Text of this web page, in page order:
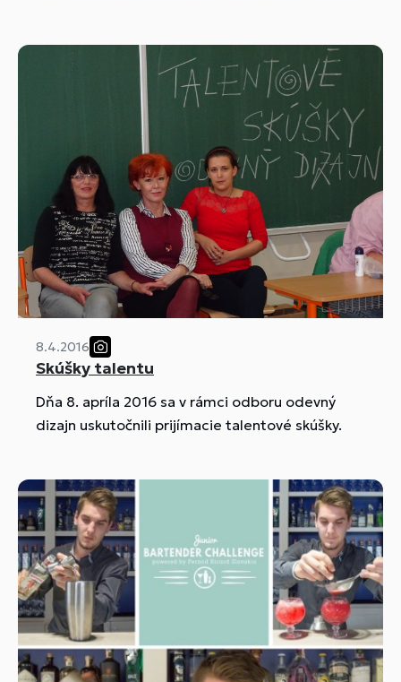
8.4.2016
Skúšky talentu
Dňa 8. apríla 2016 sa v rámci odboru odevný
dizajn uskutočnili prijímacie talentové skúšky.